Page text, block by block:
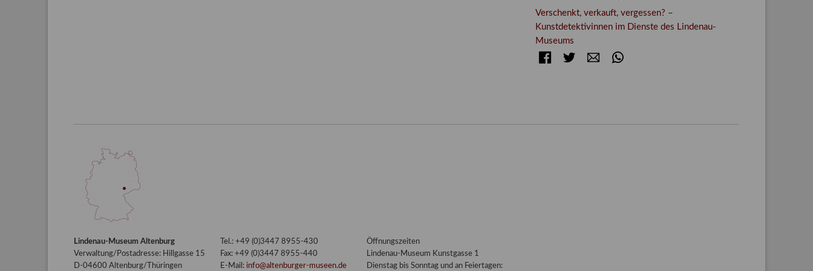
Verschenkt, verkauft, vergessen? –
Kunstdetektivinnen im Dienste des Lindenau-
Museums
FacebookTwitter E-mail
Lindenau-Museum Altenburg
Verwaltung/Postadresse: Hillgasse 15
D-04600 Altenburg/Thüringen
Tel.: +49 (0)3447 8955-430
Fax: +49 (0)3447 8955-440
E-Mail: info@altenburger-museen.de
Öffnungszeiten
Lindenau-Museum Kunstgasse 1
Dienstag bis Sonntag und an Feiertagen: